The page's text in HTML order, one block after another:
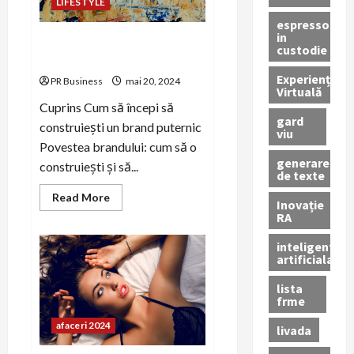
PR Business mai 20, 2024
Cuprins Cum să începi să
construiești un brand puternic
Povestea brandului: cum să o
construiești și să...
Read MoreRead
more
să
construiești
un
brand
puternic
și
de
succes
afaceri 2024
espressor
in
custodie
Experiență
Virtuală
gard
viu
generare
de texte
Inovație
RA
inteligenta
artificiala
lista
frme
livada